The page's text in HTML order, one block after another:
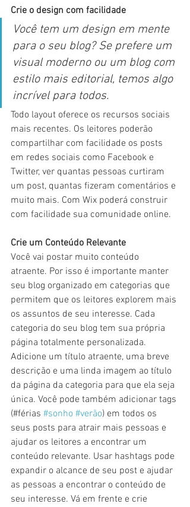
Crie o design com facilidade
Você tem um design em mente
para o seu blog? Se prefere um
visual moderno ou um blog com
estilo mais editorial, temos algo
incrível para todos.
Todo layout oferece os recursos sociais
mais recentes. Os leitores poderão
compartilhar com facilidade os posts
em redes sociais como Facebook e
Twitter, ver quantas pessoas curtiram
um post, quantas fizeram comentários e
muito mais. Com Wix poderá construir
com facilidade sua comunidade online.
Crie um Conteúdo Relevante
Você vai postar muito conteúdo
atraente. Por isso é importante manter
seu blog organizado em categorias que
permitem que os leitores explorem mais
os assuntos de seu interesse. Cada
categoria do seu blog tem sua própria
página totalmente personalizada.
Adicione um título atraente, uma breve
descrição e uma linda imagem ao título
da página da categoria para que ela seja
única. Você pode também adicionar tags
(#férias #sonho #verão) em todos os
seus posts para atrair mais pessoas e
ajudar os leitores a encontrar um
conteúdo relevante. Usar hashtags pode
expandir o alcance de seu post e ajudar
as pessoas a encontrar o conteúdo de
seu interesse. Vá em frente e crie